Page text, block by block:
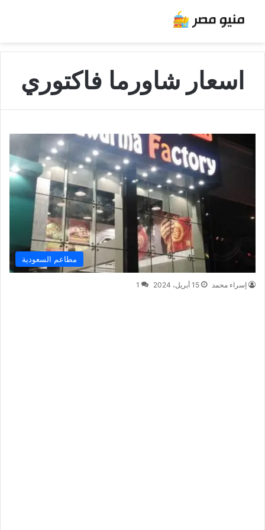
اسعار شاورما فاكتوري
مطاعم السعودية
إسراء محمد 15 أبريل، 2024 1